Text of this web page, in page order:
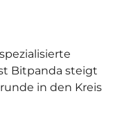
Bitpanda steigt
in den Kreis